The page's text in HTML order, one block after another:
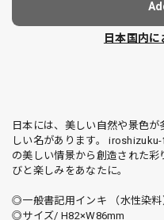
日本国内
日本には、美しい自然や景色
しい名があります。
の美しい情景から創造された
びと楽しみをあなたに。
◎一般書記用インキ （水性染料
◎サイズ/ H82×W86mm